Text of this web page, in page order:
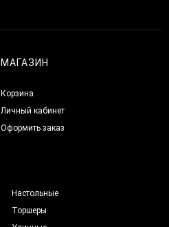
МАГАЗИН
Корзина
Личный кабинет
Оформить заказ
Настольные
Торшеры